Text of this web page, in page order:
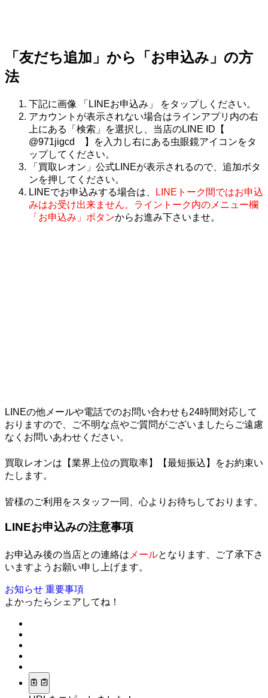
「友だち追加」から「お申込み」の方
法
下記に画像 「LINEお申込み」 をタップしください。
アカウントが表示されない場合はラインアプリ内の右
上にある「検索」を選択し、当店のLINE ID【
@971jigcd 】を入力し右にある虫眼鏡アイコンをタ
ップしてください。
「買取レオン」公式LINEが表示されるので、追加ボタ
ンを押してください。
LINEでお申込みする場合は、
LINEトーク間ではお申込
みはお受け出来ません。ライントーク内のメニュー欄
「お申込み」ボタンからお進み下さいませ。
LINEの他メールや電話でのお問い合わせも24時間対応して
おりますので、ご不明な点やご質問がございましたらご遠慮
なくお問いあわせください。
買取レオンは 【業界上位の買取率】【最短振込】
をお約束い
たします。
皆様のご利用をスタッフ一同、心よりお待ちしております。
LINEお申込みの注意事項
お申込み後の当店との連絡は メールとなります、ご了承下さ
いますようお願い申し上げます。
お知らせ 重要事項
よかったらシェアしてね！